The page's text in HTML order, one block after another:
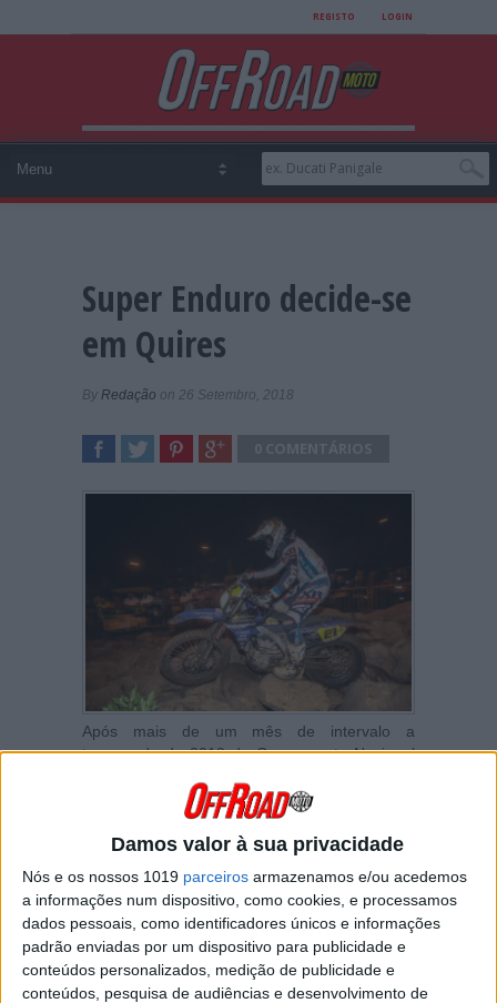
Damos valor à sua privacidade
Nós e os nossos 1019 parceiros armazenamos e/ou acedemos
a informações num dispositivo, como cookies, e processamos
dados pessoais, como identificadores únicos e informações
padrão enviadas por um dispositivo para publicidade e
conteúdos personalizados, medição de publicidade e
conteúdos, pesquisa de audiências e desenvolvimento de
REGISTO LOGIN
Super Enduro decide-se
em Quires
By Redação on 26 Setembro, 2018
Após mais de um mês de intervalo a
temporada de 2018 do Campeonato Nacional
a sua quinta e última prova da temporada. A
localidade minhota de Vila Boa de Quires
recebe o derradeiro duelo do ano na noite do
títulos em ambas as categorias.
Depois de Castanheira de Pêra, Fafe e Mação
o campeonato chega assim ao seu final numa
organização a cargo da Poderosa Fração
Associação Cultural e com o primeiro campeão